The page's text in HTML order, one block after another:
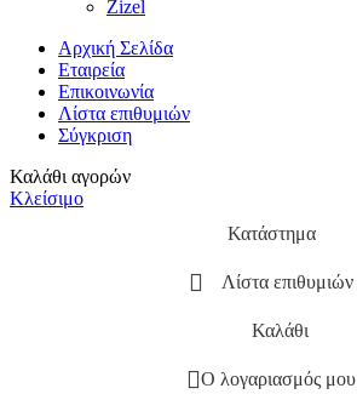
Zizel
Αρχική Σελίδα
Εταιρεία
Επικοινωνία
Λίστα επιθυμιών
Σύγκριση
Καλάθι αγορών
Κλείσιμο
Κατάστημα
Λίστα επιθυμιών
Καλάθι
Ο λογαριασμός μου